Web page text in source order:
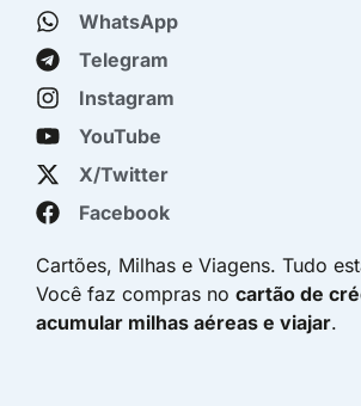
WhatsApp
Telegram
Instagram
YouTube
X/Twitter
Facebook
Cartões, Milhas e Viagens. Tudo
Você faz compras no cartão de
acumular milhas aéreas e viajar.